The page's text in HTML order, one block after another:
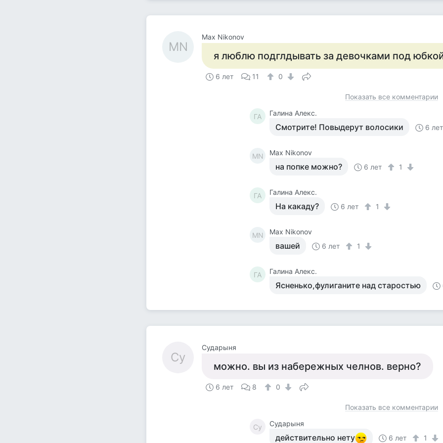
MN
Max Nikonov
я люблю подглдывать за девочками под
6 лет 11 0
Показать все комментарии
ГА Галина Алекс.
Смотрите! Повыдерут волосики 6 лет
MN Max Nikonov
на попке можно? 6 лет 1
ГА Галина Алекс.
На какаду? 6 лет 1
MN Max Nikonov
вашей 6 лет 1
ГА Галина Алекс.
Ясненько,фулиганите над старостью
Су
Сударыня
можно. вы из набережных челнов. верно?
6 лет 8 0
Показать все комментарии
Су Сударыня
действительно нету 6 лет 1